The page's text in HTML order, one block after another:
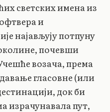
светских имена из
и
најављују потпуну
почевши
возача, према
гласовне (или
док би
израчунавала пут,